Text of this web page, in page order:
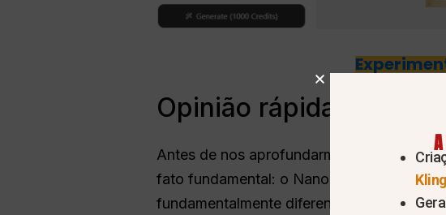
Opinião rápida
Antes de nos aprofundarmos nessas
fato fundamental: o Nano Banana Pro e o
fundamentalmente diferentes. Um